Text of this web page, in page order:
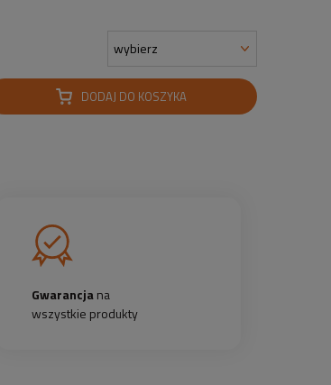
DODAJ DO KOSZYKA
Gwarancjana
wszystkie produkty